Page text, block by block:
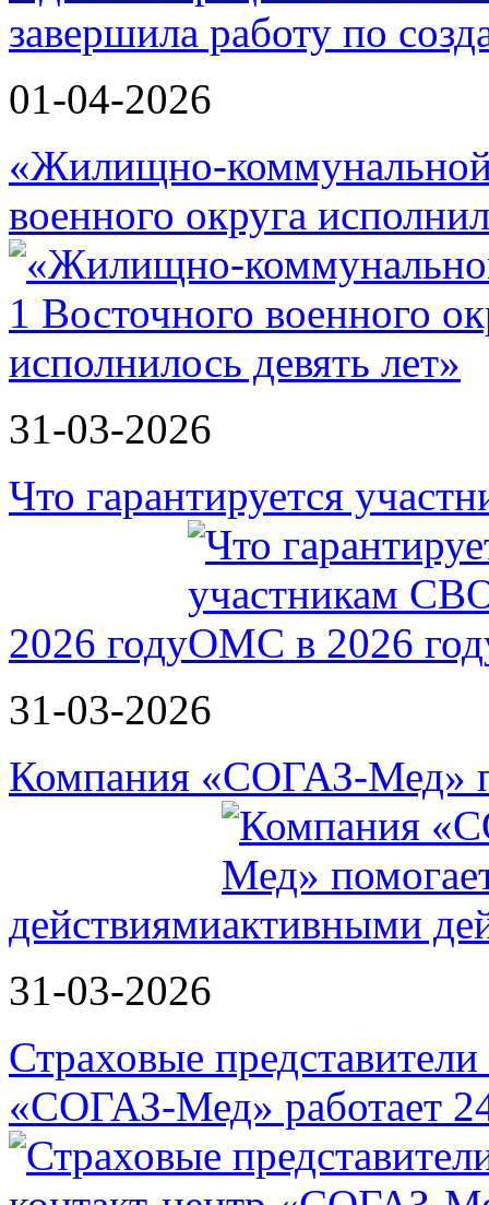
завершила работу по
01-04-2026
«Жилищно-
военного округа
31-03-2026
Что гарантируется
2026 году
31-03-2026
Компания «СОГАЗ-Мед»
действиями
31-03-2026
Страховые представители
«СОГАЗ-Мед» работает